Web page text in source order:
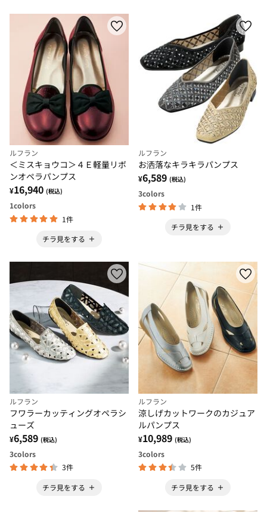
ルフラン
＜ミスキョウコ＞４Ｅ軽量リボ
ンオペラパンプス
¥16,940 (税込)
1colors
1件
チラ見をする
ルフラン
お洒落なキラキラパンプス
¥6,589 (税込)
3colors
1件
チラ見をする
ルフラン
フワラーカッティングオペラシ
ューズ
¥6,589 (税込)
3colors
3件
チラ見をする
ルフラン
涼しげカットワークのカジュア
ルパンプス
¥10,989 (税込)
3colors
5件
チラ見をする